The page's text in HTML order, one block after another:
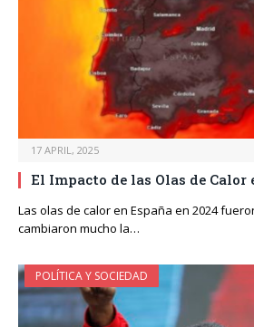
17 APRIL, 2025
El Impacto de las Olas de Calor
Las olas de calor en España en 2024
cambiaron mucho la…
POLÍTICA Y SOCIEDAD